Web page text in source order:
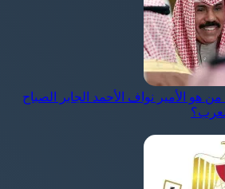
هو الأمير نواف الأحمد الجابر الصباح